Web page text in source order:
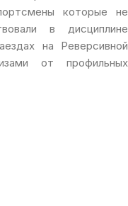
которые не
в дисциплине
на Реверсивной
от профильных